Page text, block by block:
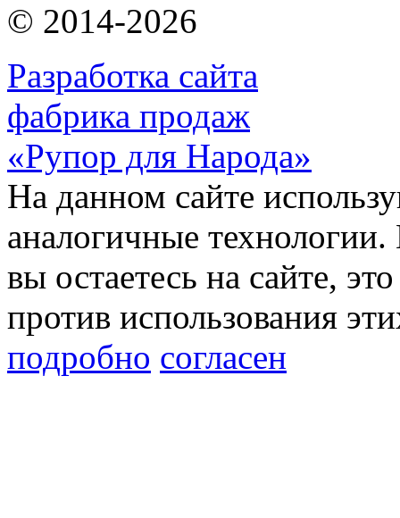
© 2014-2026
Разработка сайта
фабрика продаж
«Рупор для Народа»
На данном сайте
аналогичные
вы остаетесь на сайте,
против использования
подробно согласен